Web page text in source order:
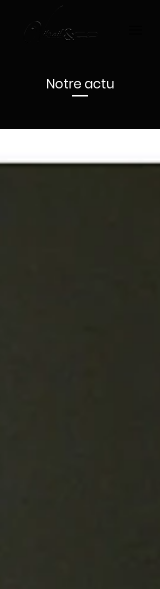
Notre actu